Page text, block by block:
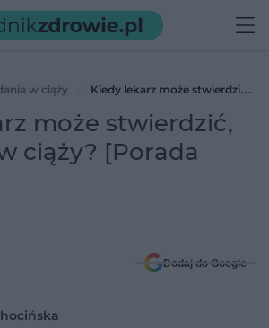
w ciąży
Kiedy lekarz może stwierdzić, że
eksperta]może stwierdzić,
ciąży? [Porada
Dodaj do Google